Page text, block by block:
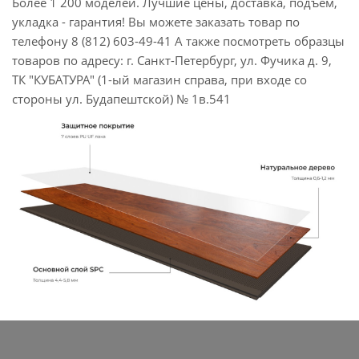
укладка - гарантия! Вы можете заказать товар по
телефону 8 (812) 603-49-41 А также посмотреть образцы
товаров по адресу: г. Санкт-Петербург, ул. Фучика д. 9,
ТК "КУБАТУРА" (1-ый магазин справа, при входе со
стороны ул. Будапештской) № 1в.541